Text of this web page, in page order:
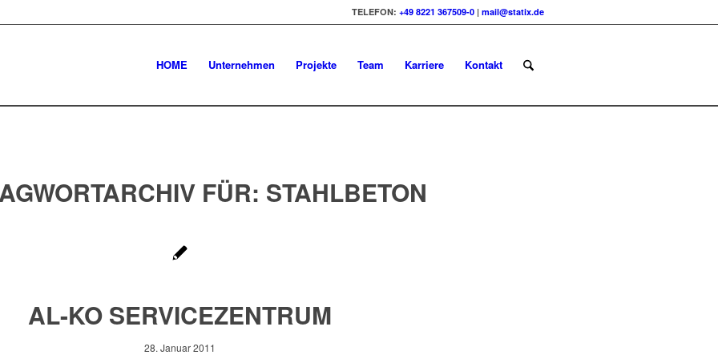
TELEFON: +49 8221 367509-0 | mail@statix.de
HOME Unternehmen Projekte Team Karriere Kontakt
FÜR: STAHLBETON
AL-KO SERVICEZENTRUM
28. Januar 2011